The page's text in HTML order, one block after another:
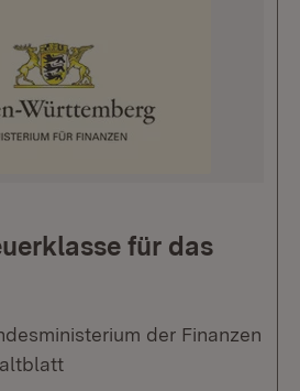
für das
der Finanzen